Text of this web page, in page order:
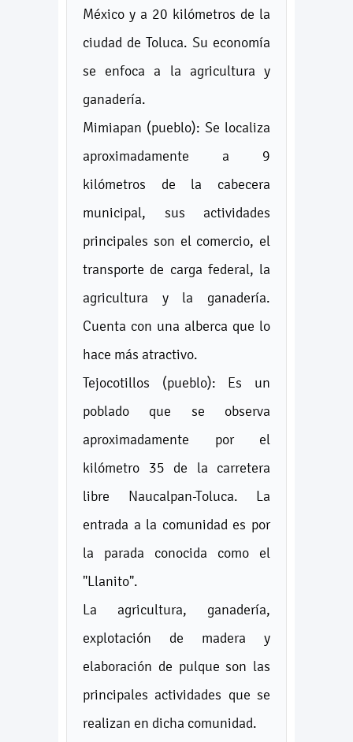
México y a 20 kilómetros de la
ciudad de Toluca. Su economía
se enfoca a la agricultura y
ganadería.
Mimiapan (pueblo): Se localiza
aproximadamente a 9
kilómetros de la cabecera
municipal, sus actividades
principales son el comercio, el
transporte de carga federal, la
agricultura y la ganadería.
Cuenta con una alberca que lo
hace más atractivo.
Tejocotillos (pueblo): Es un
poblado que se observa
aproximadamente por el
kilómetro 35 de la carretera
libre Naucalpan-Toluca. La
entrada a la comunidad es por
la parada conocida como el
"Llanito".
La agricultura, ganadería,
explotación de madera y
elaboración de pulque son las
principales actividades que se
realizan en dicha comunidad.